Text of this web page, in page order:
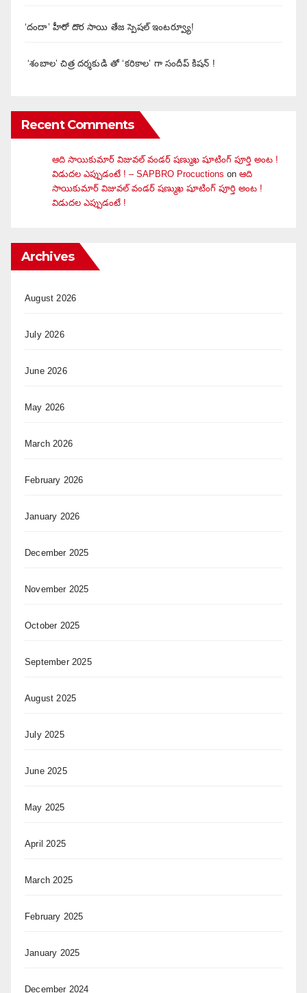
‘దందా’ హీరో దొర సాయి తేజ స్పెషల్ ఇంటర్వ్యూ!
‘శంబాల’ చిత్ర దర్శకుడి తో ‘కరికాల’ గా సందీప్ కిషన్ !
Recent Comments
ఆది సాయికుమార్ విజువ‌ల్ వండ‌ర్ ష‌ణ్ముఖ షూటింగ్ పూర్తి అంట !
విడుదల ఎప్పుడంటే ! – SAPBRO Procuctions on ఆది
సాయికుమార్ విజువ‌ల్ వండ‌ర్ ష‌ణ్ముఖ షూటింగ్ పూర్తి అంట !
విడుదల ఎప్పుడంటే !
Archives
August 2026
July 2026
June 2026
May 2026
March 2026
February 2026
January 2026
December 2025
November 2025
October 2025
September 2025
August 2025
July 2025
June 2025
May 2025
April 2025
March 2025
February 2025
January 2025
December 2024